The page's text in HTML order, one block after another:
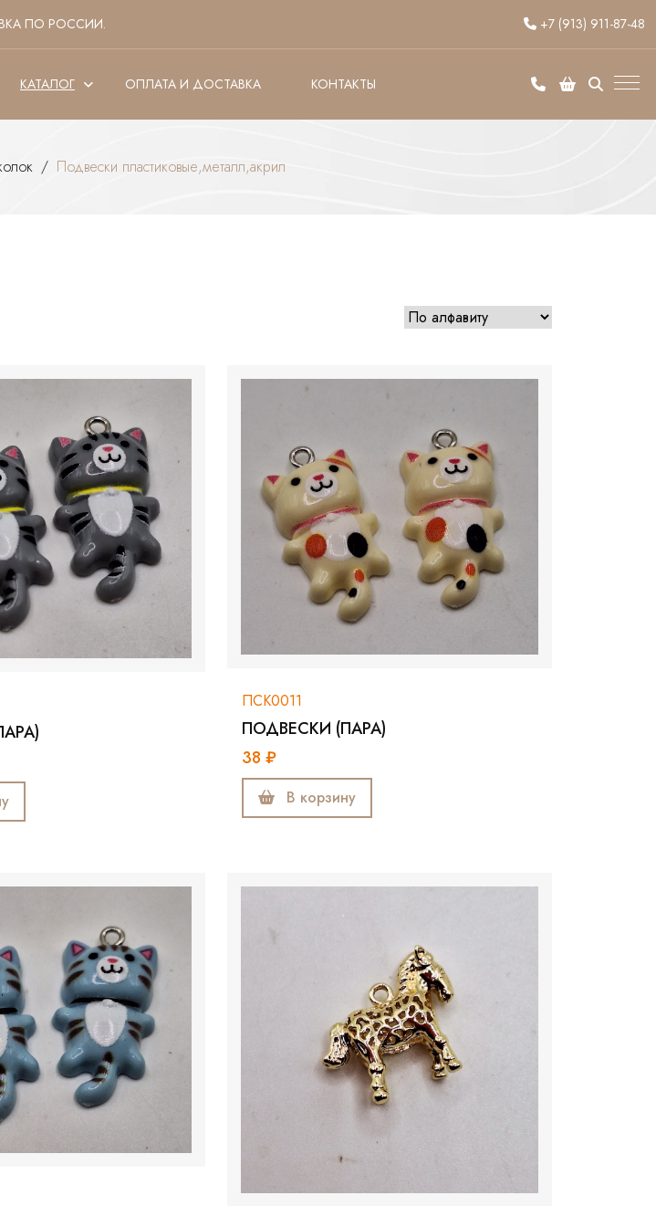
ПО РОССИИ. +7 (913) 911-87-48
КАТАЛОГ ОПЛАТА И ДОСТАВКА КОНТАКТЫ
/ Подвески пластиковые,металл,акрил
ПСК0011
ПОДВЕСКИ (ПАРА)
38 ₽
В корзину